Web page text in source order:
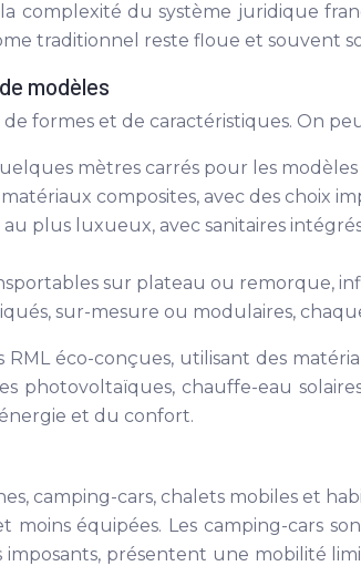
la complexité du système juridique
traditionnel reste floue et souvent
modèles
formes et de caractéristiques. On
mètres carrés pour les
matériaux composites, avec des choix
plus luxueux, avec sanitaires
sur plateau ou remorque,
sur-mesure ou modulaires,
éco-conçues, utilisant des
photovoltaïques, chauffe-eau
et du confort.
camping-cars, chalets mobiles et
équipées. Les camping-cars
présentent une mobilité